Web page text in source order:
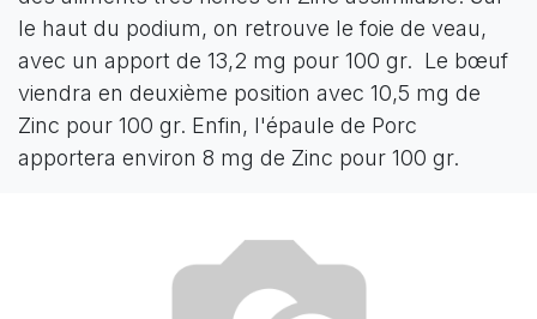
le haut du podium, on retrouve le foie de veau,
avec un apport de 13,2 mg pour 100 gr. Le bœuf
viendra en deuxième position avec 10,5 mg de
Zinc pour 100 gr. Enfin, l'épaule de Porc
apportera environ 8 mg de Zinc pour 100 gr.